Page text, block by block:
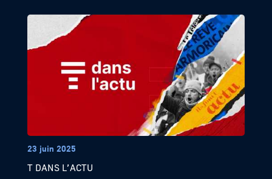
23 juin 2025
T DANS L’ACTU